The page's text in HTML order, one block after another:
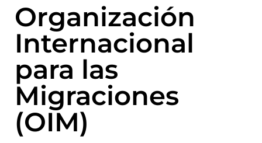
Organización
Internacional
para las
Migraciones
(OIM)